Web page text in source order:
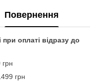
Повернення
при оплаті відразу до
грн